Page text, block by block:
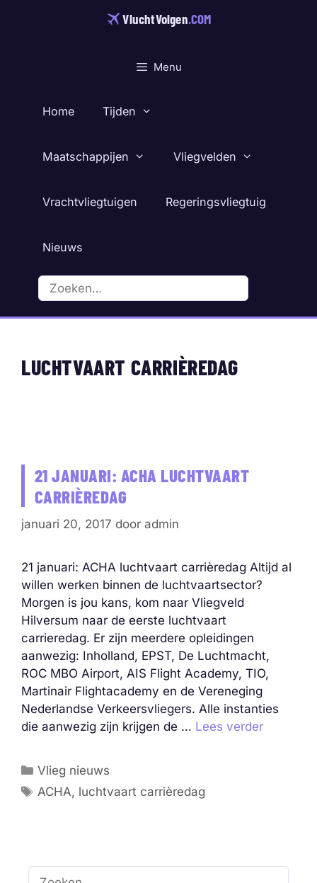
VluchtVolgen.COM
Menu
Home Tijden
Maatschappijen Vliegvelden
Vrachtvliegtuigen Regeringsvliegtuig
Nieuws
LUCHTVAART CARRIÈREDAG
21 JANUARI: ACHA LUCHTVAART
CARRIÈREDAG
januari 20, 2017 door admin
21 januari: ACHA luchtvaart carrièredag Altijd al
willen werken binnen de luchtvaartsector?
Morgen is jou kans, kom naar Vliegveld
Hilversum naar de eerste luchtvaart
carrieredag. Er zijn meerdere opleidingen
aanwezig: Inholland, EPST, De Luchtmacht,
ROC MBO Airport, AIS Flight Academy, TIO,
Martinair Flightacademy en de Vereneging
Nederlandse Verkeersvliegers. Alle instanties
die aanwezig zijn krijgen de … Lees verder
Categorieën
Vlieg nieuws
Tags
ACHA, luchtvaart carrièredag